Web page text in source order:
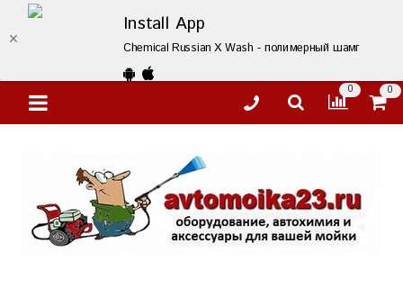
Install App
Chemical Russian X Wash - полимерный шампунь
0 0